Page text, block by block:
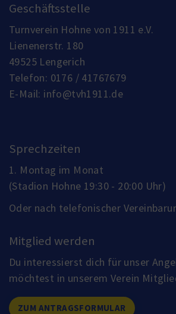
Geschäftsstelle
Turnverein Hohne von 1911 e.V.
Lienenerstr. 180
49525 Lengerich
Telefon: 0176 / 41767679
E-Mail: info@tvh1911.de
Sprechzeiten
1. Montag im Monat
(Stadion Hohne 19:30 - 20:00 Uhr)
Oder nach telefonischer
Mitglied werden
Du interessierst dich für unser
möchtest in unserem Verein
ZUM ANTRAGSFORMULAR